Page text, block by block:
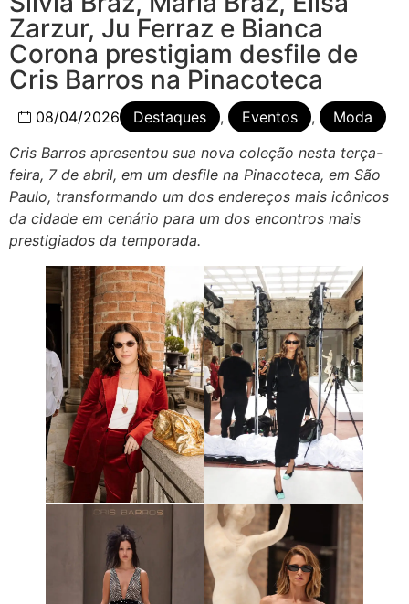
Zarzur, Ju Ferraz e Bianca
Corona prestigiam desfile de
Cris Barros na Pinacoteca
08/04/2026 Destaques , Eventos ,
Moda
Cris Barros apresentou sua nova coleção nesta terça-
feira, 7 de abril, em um desfile na Pinacoteca, em São
Paulo, transformando um dos endereços mais icônicos
da cidade em cenário para um dos encontros mais
prestigiados da temporada.